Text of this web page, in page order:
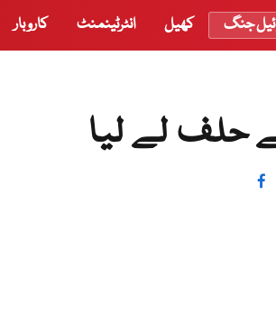
جنگ کھیل انٹرٹینمنٹ کاروبار
حلف لے لیا